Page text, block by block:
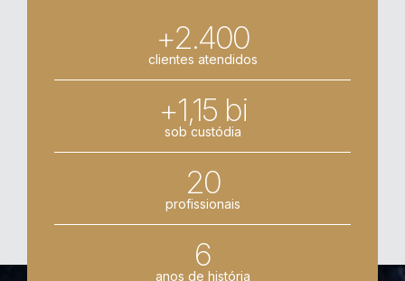
+2.400
clientes atendidos
+1,15 bi
sob custódia
20
profissionais
6
anos de história